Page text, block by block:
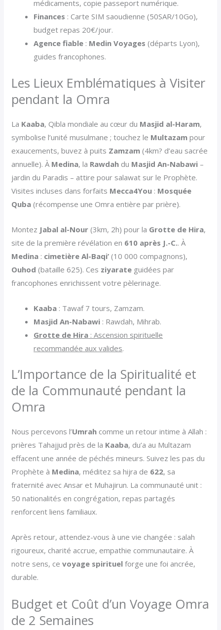
médicaments, copie passeport numérique.
Finances : Carte SIM saoudienne (50SAR/10Go),
budget repas 20€/jour.
Agence fiable : Medin Voyages (départs Lyon),
guides francophones.
Les Lieux Emblématiques à Visiter
pendant la Omra
La Kaaba, Qibla mondiale au cœur du Masjid al-Haram,
symbolise l’unité musulmane ; touchez le Multazam pour
exaucements, buvez à puits Zamzam (4km? d’eau sacrée
annuelle). À Medina, la Rawdah du Masjid An-Nabawi –
jardin du Paradis – attire pour salawat sur le Prophète.
Visites incluses dans forfaits Mecca4You : Mosquée
Quba (récompense une Omra entière par prière).
Montez Jabal al-Nour (3km, 2h) pour la Grotte de Hira,
site de la première révélation en 610 après J.-C.. À
Medina : cimetière Al-Baqi’ (10 000 compagnons),
Ouhod (bataille 625). Ces ziyarate guidées par
francophones enrichissent votre pèlerinage.
Kaaba : Tawaf 7 tours, Zamzam.
Masjid An-Nabawi : Rawdah, Mihrab.
Grotte de Hira : Ascension spirituelle
recommandée aux valides.
L’Importance de la Spiritualité et
de la Communauté pendant la
Omra
Nous percevons l’Umrah comme un retour intime à Allah :
prières Tahajjud près de la Kaaba, du’a au Multazam
effacent une année de péchés mineurs. Suivez les pas du
Prophète à Medina, méditez sa hijra de 622, sa
fraternité avec Ansar et Muhajirun. La communauté unit :
50 nationalités en congrégation, repas partagés
renforcent liens familiaux.
Après retour, attendez-vous à une vie changée : salah
rigoureux, charité accrue, empathie communautaire. À
notre sens, cevoyage spirituel forge une foi ancrée,
durable.
Budget et Coût d’un Voyage Omra
de 2 Semaines